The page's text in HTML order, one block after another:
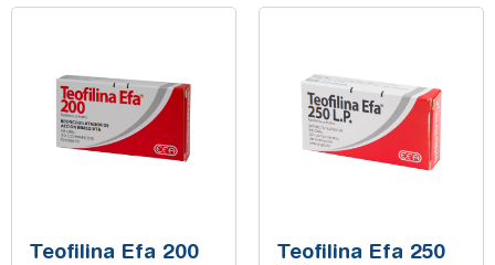
Teofilina Efa 200
Teofilina Efa 250